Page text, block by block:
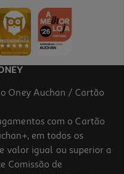
Oney Auchan / Cartão
com o Cartão
em todos os
valor igual ou superior a
Comissão de